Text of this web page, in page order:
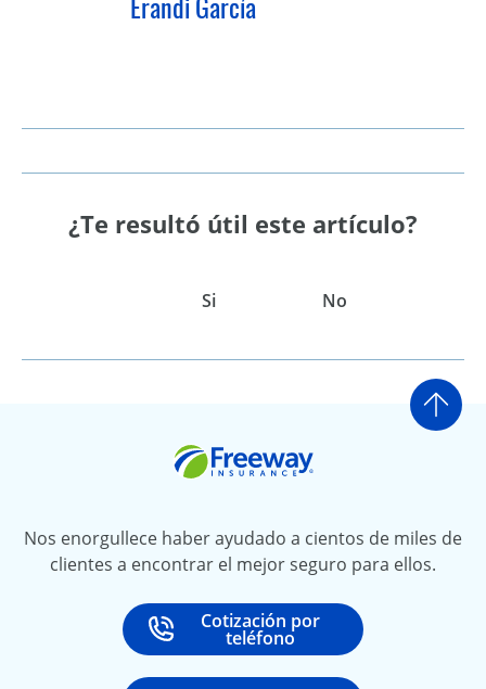
Erandi García
¿Te resultó útil este artículo?
Si No
Ir
Nos enorgullece haber ayudado a cientos de miles de
clientes a encontrar el mejor seguro para ellos.
Call
Cotización por
teléfono
at